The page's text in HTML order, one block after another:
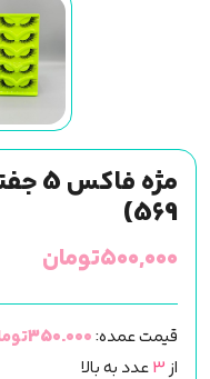
مژه
569)
۵۰۰,۰۰۰تومان
قیمت عمده:350.000تومان
از3عدد به بالا